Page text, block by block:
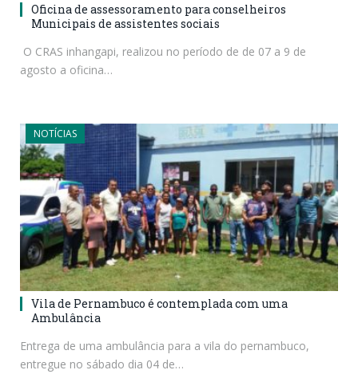
Oficina de assessoramento para conselheiros
Municipais de assistentes sociais
O CRAS inhangapi, realizou no período de de 07 a 9 de
agosto a oficina…
NOTÍCIAS
Vila de Pernambuco é contemplada com uma
Ambulância
Entrega de uma ambulância para a vila do pernambuco,
entregue no sábado dia 04 de…